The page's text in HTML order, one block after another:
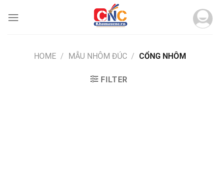
HOME / MẪU NHÔM ĐÚC / CỔNG NHÔM
FILTER